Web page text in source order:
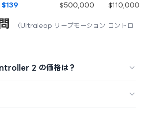
$139 $500,000 $110,000
（Ultraleap リープモーション コントロ
2 の価格は？